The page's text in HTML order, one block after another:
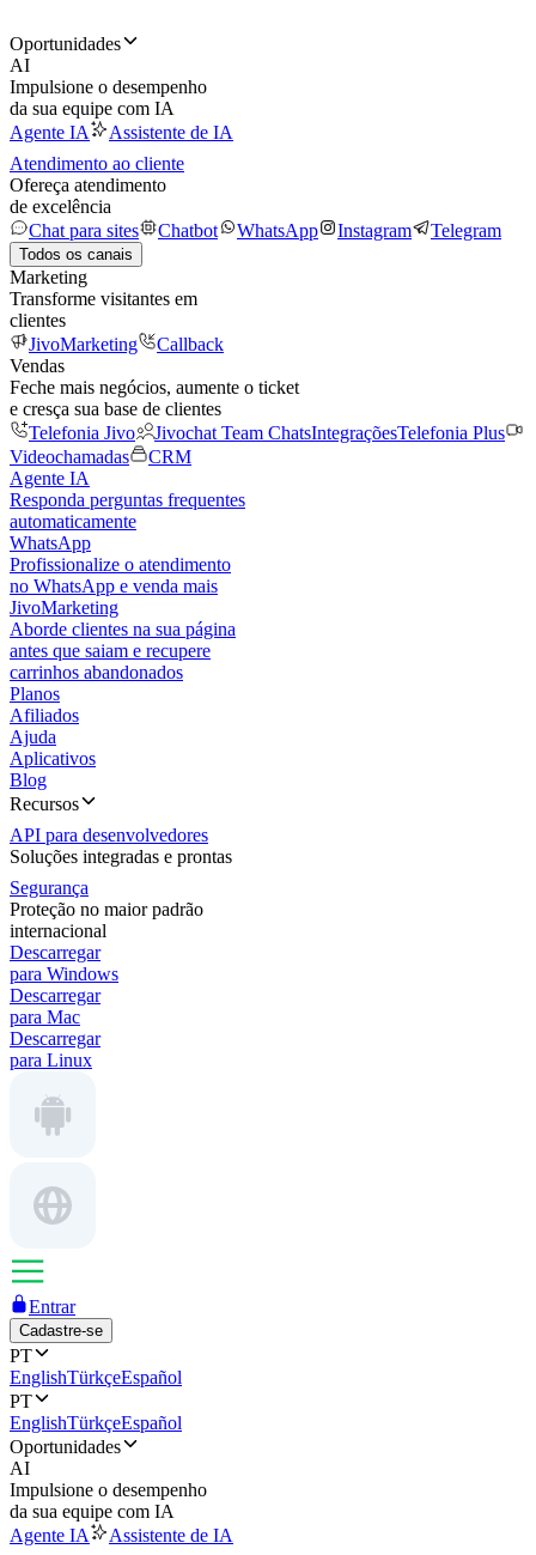
Oportunidades
AI
Impulsione o desempenho
da sua equipe com IA
Agente IA
Assistente de IA
Atendimento ao cliente
Ofereça atendimento
de excelência
Chat para sites
Chatbot WhatsApp Instagram Telegram
Todos os canais
Marketing
Transforme visitantes em
clientes
JivoMarketing
Callback
Vendas
Feche mais negócios, aumente o ticket
e cresça sua base de clientes
Telefonia Jivo
Jivochat Team ChatsIntegraçõesTelefonia Plus
Videochamadas
CRM
Agente IA
Responda perguntas frequentes
automaticamente
WhatsApp
Profissionalize o atendimento
no WhatsApp e venda mais
JivoMarketing
Aborde clientes na sua página
antes que saiam e recupere
carrinhos abandonados
Planos
Afiliados
Ajuda
Aplicativos
Blog
Recursos
API para desenvolvedores
Soluções integradas e prontas
Segurança
Proteção no maior padrão
internacional
Descarregar
para Windows
Descarregar
para Mac
Descarregar
para Linux
Entrar
Cadastre-se
PT
EnglishTürkçeEspañol
PT
EnglishTürkçeEspañol
Oportunidades
AI
Impulsione o desempenho
da sua equipe com IA
Agente IA
Assistente de IA